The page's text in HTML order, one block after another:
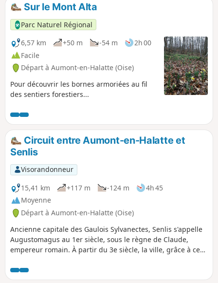
Sur le Mont Alta
Parc Naturel Régional
6,57 km
+50 m -54 m
2h 00
Facile
Départ à Aumont-en-Halatte (Oise)
Pour découvrir les bornes armoriées au fil
des sentiers forestiers...
Circuit entre Aumont-en-Halatte et
Senlis
Visorandonneur
15,41 km
+117 m -124 m
4h 45
Moyenne
Départ à Aumont-en-Halatte (Oise)
Ancienne capitale des Gaulois Sylvanectes, Senlis s'appelle
Augustomagus au 1er siècle, sous le règne de Claude,
empereur romain. À partir du 3e siècle, la ville, grâce à ces
mieux conservées de la Gaule du nord. La date de
construction n'a toujours pas pu être déterminée. Il reste